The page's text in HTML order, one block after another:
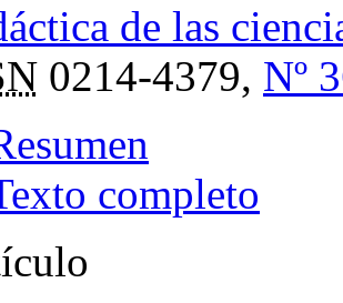
de las
0214-4379, Nº
completo